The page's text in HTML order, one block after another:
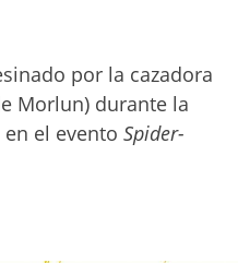
por la cazadora
Morlun) durante la
el evento Spider-